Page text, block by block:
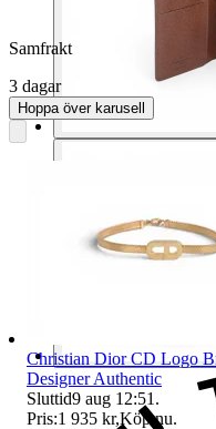
Samfrakt
3 dagar
Hoppa över karusell
Christian Dior CD Logo
Designer Authentic
Sluttid9 aug 12:51 .
Pris:1 935 kr,Köp nu.